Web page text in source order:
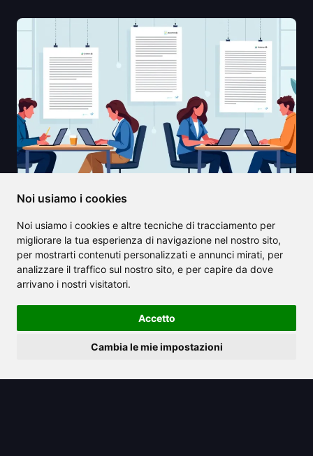
Noi usiamo i cookies
Noi usiamo i cookies e altre tecniche di tracciamento per
migliorare la tua esperienza di navigazione nel nostro sito,
per mostrarti contenuti personalizzati e annunci mirati, per
analizzare il traffico sul nostro sito, e per capire da dove
arrivano i nostri visitatori.
Accetto
Cambia le mie impostazioni
2025/08/01
Riformulatore di frasi AI: Trasforma la
tua scrittura per ottenere risultati
migliori oggi